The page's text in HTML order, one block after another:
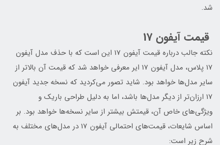
شد.
قیمت آیفون 17
نکته جالب درباره قیمت آیفون 17 این است که با حذف مدل آیفون
17 پلاس، مدل آیفون 17 ایر معرفی خواهد شد که قیمت آن بالاتر از
سایر مدل‌ها خواهد بود. شاید تصور می‌کردید که نسخه جدید آیفون
17 ارزان‌تر از دیگر مدل‌ها باشد، اما به دلیل طراحی باریک و
ویژگی‌های خاص آن، قیمتش بیشتر از سایر نسخه‌ها خواهد بود. بر
اساس شایعات، قیمت‌های احتمالی آیفون 17 در مدل‌های مختلف به
شرح زیر است: